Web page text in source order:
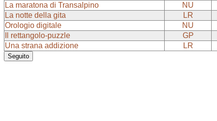
La maratona di Transalpino
NU
La notte della gita
LR
Orologio digitale
NU
Il rettangolo-puzzle
GP
Una strana addizione
LR